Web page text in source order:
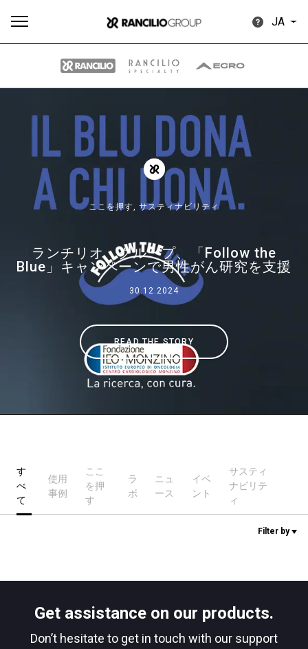
JA
ここを押す, サスティナビリティ
ランチリオ・グループ、「Follow the
Blue」キャンペーンで男性がん研究を支援
30.12.2024
READ THE STORY
す
べ
て
使用
事例
ここ
を押
す
ラ
ボ
ニュ
ース
イベ
ント
サスティ
ナビリテ
ィ
Filter by
Get assistance on our products.
Don’t hesitate to get in touch with our support
て
製品
情報
ース
ロード
もっ
と見
る
Our brands
ニュース
サスティナビリティ